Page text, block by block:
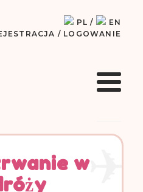
naturalnie!
PL /
EN
/ LOGOWANIE
w